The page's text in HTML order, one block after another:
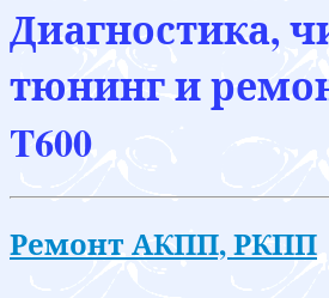
Диагностика,
тюнинг и
T600
Ремонт АКПП, РКПП